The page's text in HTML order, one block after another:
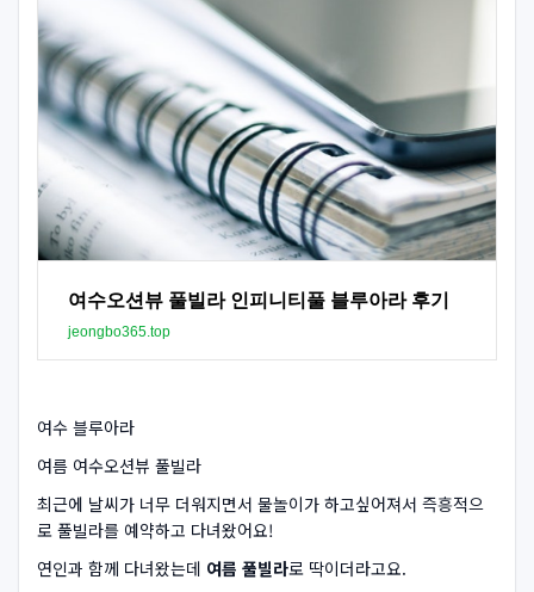
여수오션뷰 풀빌라 인피니티풀 블루아라 후기
jeongbo365.top
여수 블루아라
여름 여수오션뷰 풀빌라
최근에 날씨가 너무 더워지면서 물놀이가 하고싶어져서 즉흥적으
로 풀빌라를 예약하고 다녀왔어요!
연인과 함께 다녀왔는데 여름 풀빌라로 딱이더라고요.